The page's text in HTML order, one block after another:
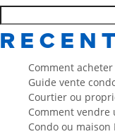
Comment
Guide vente
Courtier ou
Comment vendre
Condo ou